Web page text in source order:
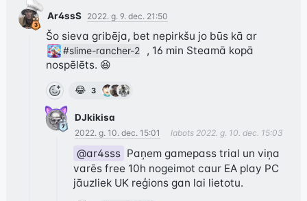
Ar4ssS 2022. g. 9. dec. 21:50
Šo sieva gribēja, bet nepirkšu jo būs kā ar
#slime-rancher-2
  , 16 min Steamā kopā
nospēlēts. 😆
😂 3
DJkikisa
2022. g. 10. dec. 15:01 labots 2022. g. 10. dec. 15:03
@ar4sss Paņem gamepass trial un viņa
varēs free 10h nogeimot caur EA play PC
jāuzliek UK reģions gan lai lietotu.